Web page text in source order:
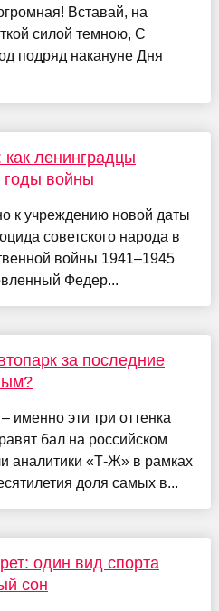
Вставай, на
силой темною, С
подряд накануне Дня
ленинградцы
годы войны
к учреждению новой даты
советского народа в
войны 1941–1945
Федер...
за последние
эти три оттенка
бал на российском
аналитики «Т-Ж» в рамках
доля самых в...
один вид спорта
сон